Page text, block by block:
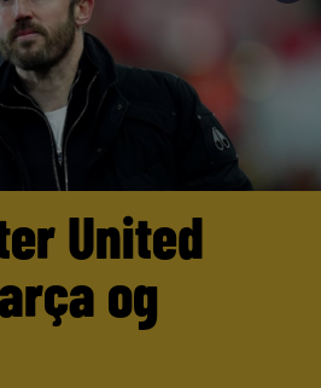
United
og